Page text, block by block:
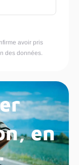
avoir pris
des données.
en